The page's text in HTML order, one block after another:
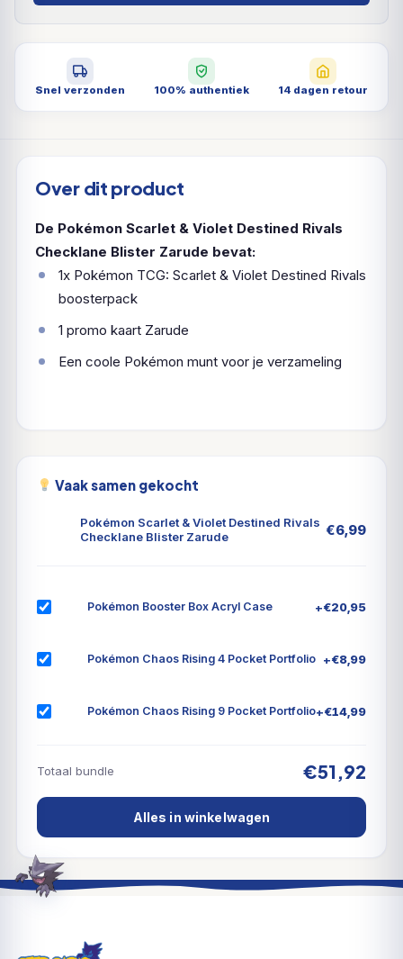
Snel verzonden 100% authentiek 14 dagen retour
Over dit product
De Pokémon Scarlet & Violet Destined Rivals
Checklane Blister Zarude bevat:
1x Pokémon TCG: Scarlet & Violet Destined Rivals
boosterpack
1 promo kaart Zarude
Een coole Pokémon munt voor je verzameling
Vaak samen gekocht
Pokémon Scarlet & Violet Destined Rivals
Checklane Blister Zarude
€6,99
Pokémon Booster Box Acryl Case +€20,95
Pokémon Chaos Rising 4 Pocket Portfolio +€8,99
Pokémon Chaos Rising 9 Pocket Portfolio+€14,99
Totaal bundle €51,92
Alles in winkelwagen